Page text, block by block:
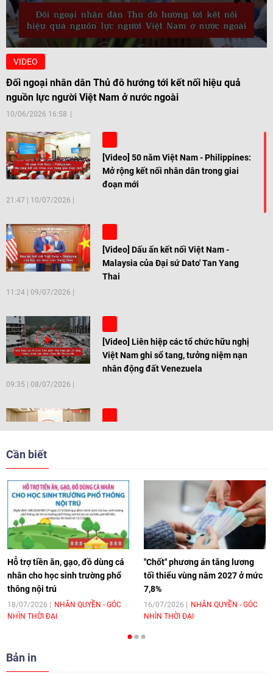
VIDEO
Đối ngoại nhân dân Thủ đô hướng tới kết nối hiệu quả
nguồn lực người Việt Nam ở nước ngoài
10/06/2026 16:58
[Video] 50 năm Việt Nam - Philippines:
Mở rộng kết nối nhân dân trong giai
đoạn mới
21:47 10/07/2026
[Video] Dấu ấn kết nối Việt Nam -
Malaysia của Đại sứ Dato' Tan Yang
Thai
11:24 09/07/2026
[Video] Liên hiệp các tổ chức hữu nghị
Việt Nam ghi sổ tang, tưởng niệm nạn
nhân động đất Venezuela
09:35 08/07/2026
[Video] Trẻ em Đông Á cùng kiến tạo
[Video] Âm nhạc flamenco gắn kết văn
hoá Việt Nam - Tây Ban Nha
11:10 17/06/2026
[Video] Trao tặng Kỷ niệm chương "Vì
hòa bình, hữu nghị giữa các dân tộc"
cho Đại sứ Hungary tại Việt Nam
Cần biết
Hỗ trợ tiền ăn, gạo, đồ dùng cá
nhân cho học sinh trường phổ
thông nội trú
18/07/2026
NHÂN QUYỀN - GÓC
NHÌN THỜI ĐẠI
"Chốt" phương án tăng lương
tối thiểu vùng năm 2027 ở mức
7,8%
16/07/2026
NHÂN QUYỀN - GÓC
NHÌN THỜI ĐẠI
Bản in